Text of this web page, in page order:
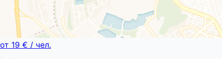
от 19 € / чел.